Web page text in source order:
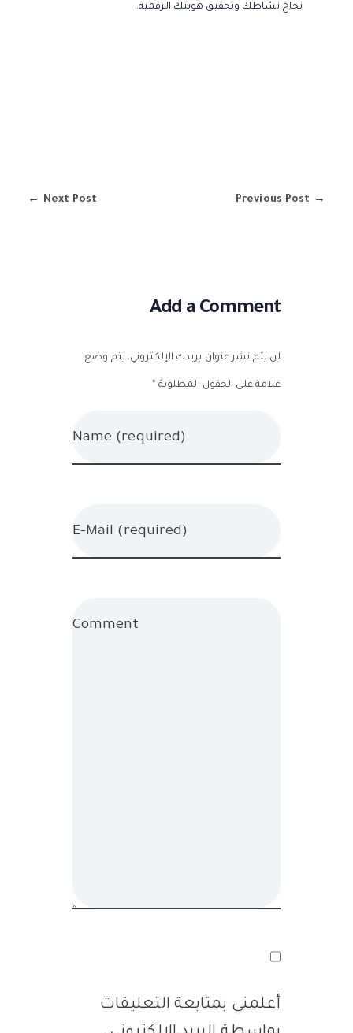
نجاح نشاطك وتحقيق هويتك الرقمية.
Previous Post
Next Post
Add a Comment
لن يتم نشر عنوان بريدك الإلكتروني. يتم وضع
علامة على الحقول المطلوبة *
Name (required)
E-Mail (required)
Comment
أعلمني بمتابعة التعليقات